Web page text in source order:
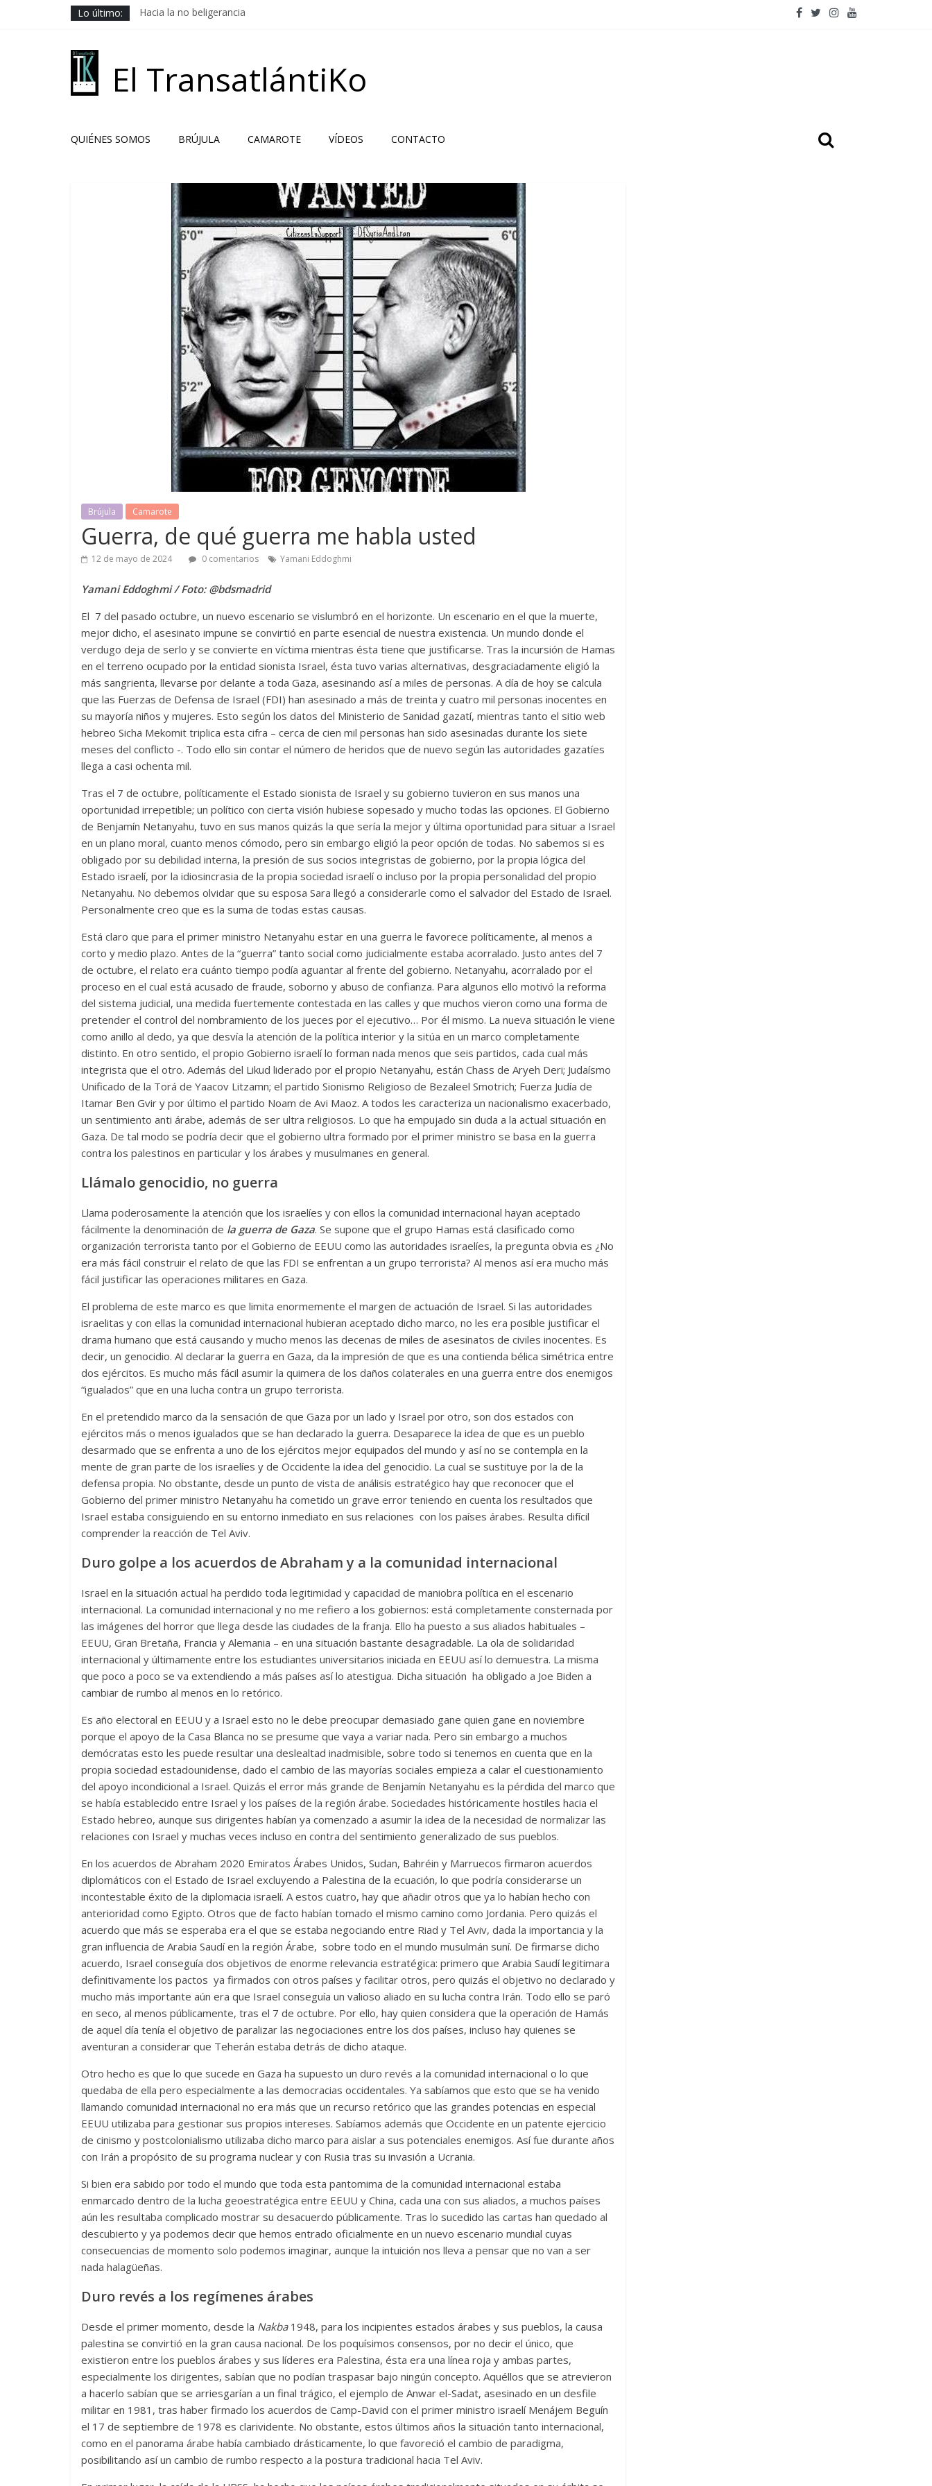
Lo último:
Hacia la no beligerancia
Solución libanesa
El TransatlántiKo
QUIÉNES SOMOS BRÚJULA CAMAROTE VÍDEOS CONTACTO
Brújula Camarote
Guerra, de qué guerra me habla usted
12 de mayo de 2024 0 comentarios Yamani Eddoghmi
Yamani Eddoghmi / Foto: @bdsmadrid
El 7 del pasado octubre, un nuevo escenario se vislumbró en el horizonte. Un escenario en el que la muerte,
mejor dicho, el asesinato impune se convirtió en parte esencial de nuestra existencia. Un mundo donde el
verdugo deja de serlo y se convierte en víctima mientras ésta tiene que justificarse. Tras la incursión de Hamas
en el terreno ocupado por la entidad sionista Israel, ésta tuvo varias alternativas, desgraciadamente eligió la
más sangrienta, llevarse por delante a toda Gaza, asesinando así a miles de personas. A día de hoy se calcula
que las Fuerzas de Defensa de Israel (FDI) han asesinado a más de treinta y cuatro mil personas inocentes en
su mayoría niños y mujeres. Esto según los datos del Ministerio de Sanidad gazatí, mientras tanto el sitio web
hebreo Sicha Mekomit triplica esta cifra – cerca de cien mil personas han sido asesinadas durante los siete
meses del conflicto -. Todo ello sin contar el número de heridos que de nuevo según las autoridades gazatíes
llega a casi ochenta mil.
Tras el 7 de octubre, políticamente el Estado sionista de Israel y su gobierno tuvieron en sus manos una
oportunidad irrepetible; un político con cierta visión hubiese sopesado y mucho todas las opciones. El Gobierno
de Benjamín Netanyahu, tuvo en sus manos quizás la que sería la mejor y última oportunidad para situar a Israel
en un plano moral, cuanto menos cómodo, pero sin embargo eligió la peor opción de todas. No sabemos si es
obligado por su debilidad interna, la presión de sus socios integristas de gobierno, por la propia lógica del
Estado israelí, por la idiosincrasia de la propia sociedad israelí o incluso por la propia personalidad del propio
Netanyahu. No debemos olvidar que su esposa Sara llegó a considerarle como el salvador del Estado de Israel.
Personalmente creo que es la suma de todas estas causas.
Está claro que para el primer ministro Netanyahu estar en una guerra le favorece políticamente, al menos a
corto y medio plazo. Antes de la “guerra” tanto social como judicialmente estaba acorralado. Justo antes del 7
de octubre, el relato era cuánto tiempo podía aguantar al frente del gobierno. Netanyahu, acorralado por el
proceso en el cual está acusado de fraude, soborno y abuso de confianza. Para algunos ello motivó la reforma
del sistema judicial, una medida fuertemente contestada en las calles y que muchos vieron como una forma de
pretender el control del nombramiento de los jueces por el ejecutivo… Por él mismo. La nueva situación le viene
como anillo al dedo, ya que desvía la atención de la política interior y la sitúa en un marco completamente
distinto. En otro sentido, el propio Gobierno israelí lo forman nada menos que seis partidos, cada cual más
integrista que el otro. Además del Likud liderado por el propio Netanyahu, están Chass de Aryeh Deri; Judaísmo
Unificado de la Torá de Yaacov Litzamn; el partido Sionismo Religioso de Bezaleel Smotrich; Fuerza Judía de
Itamar Ben Gvir y por último el partido Noam de Avi Maoz. A todos les caracteriza un nacionalismo exacerbado,
un sentimiento anti árabe, además de ser ultra religiosos. Lo que ha empujado sin duda a la actual situación en
Gaza. De tal modo se podría decir que el gobierno ultra formado por el primer ministro se basa en la guerra
contra los palestinos en particular y los árabes y musulmanes en general.
Llámalo genocidio, no guerra
Llama poderosamente la atención que los israelíes y con ellos la comunidad internacional hayan aceptado
fácilmente la denominación de la guerra de Gaza. Se supone que el grupo Hamas está clasificado como
organización terrorista tanto por el Gobierno de EEUU como las autoridades israelíes, la pregunta obvia es ¿No
era más fácil construir el relato de que las FDI se enfrentan a un grupo terrorista? Al menos así era mucho más
fácil justificar las operaciones militares en Gaza.
El problema de este marco es que limita enormemente el margen de actuación de Israel. Si las autoridades
israelitas y con ellas la comunidad internacional hubieran aceptado dicho marco, no les era posible justificar el
drama humano que está causando y mucho menos las decenas de miles de asesinatos de civiles inocentes. Es
decir, un genocidio. Al declarar la guerra en Gaza, da la impresión de que es una contienda bélica simétrica entre
dos ejércitos. Es mucho más fácil asumir la quimera de los daños colaterales en una guerra entre dos enemigos
“igualados” que en una lucha contra un grupo terrorista.
En el pretendido marco da la sensación de que Gaza por un lado y Israel por otro, son dos estados con
ejércitos más o menos igualados que se han declarado la guerra. Desaparece la idea de que es un pueblo
desarmado que se enfrenta a uno de los ejércitos mejor equipados del mundo y así no se contempla en la
mente de gran parte de los israelíes y de Occidente la idea del genocidio. La cual se sustituye por la de la
defensa propia. No obstante, desde un punto de vista de análisis estratégico hay que reconocer que el
Gobierno del primer ministro Netanyahu ha cometido un grave error teniendo en cuenta los resultados que
Israel estaba consiguiendo en su entorno inmediato en sus relaciones con los países árabes. Resulta difícil
comprender la reacción de Tel Aviv.
Duro golpe a los acuerdos de Abraham y a la comunidad internacional
Israel en la situación actual ha perdido toda legitimidad y capacidad de maniobra política en el escenario
internacional. La comunidad internacional y no me refiero a los gobiernos: está completamente consternada por
las imágenes del horror que llega desde las ciudades de la franja. Ello ha puesto a sus aliados habituales –
EEUU, Gran Bretaña, Francia y Alemania – en una situación bastante desagradable. La ola de solidaridad
internacional y últimamente entre los estudiantes universitarios iniciada en EEUU así lo demuestra. La misma
que poco a poco se va extendiendo a más países así lo atestigua. Dicha situación ha obligado a Joe Biden a
cambiar de rumbo al menos en lo retórico.
Es año electoral en EEUU y a Israel esto no le debe preocupar demasiado gane quien gane en noviembre
porque el apoyo de la Casa Blanca no se presume que vaya a variar nada. Pero sin embargo a muchos
demócratas esto les puede resultar una deslealtad inadmisible, sobre todo si tenemos en cuenta que en la
propia sociedad estadounidense, dado el cambio de las mayorías sociales empieza a calar el cuestionamiento
del apoyo incondicional a Israel. Quizás el error más grande de Benjamín Netanyahu es la pérdida del marco que
se había establecido entre Israel y los países de la región árabe. Sociedades históricamente hostiles hacia el
Estado hebreo, aunque sus dirigentes habían ya comenzado a asumir la idea de la necesidad de normalizar las
relaciones con Israel y muchas veces incluso en contra del sentimiento generalizado de sus pueblos.
En los acuerdos de Abraham 2020 Emiratos Árabes Unidos, Sudan, Bahréin y Marruecos firmaron acuerdos
diplomáticos con el Estado de Israel excluyendo a Palestina de la ecuación, lo que podría considerarse un
incontestable éxito de la diplomacia israelí. A estos cuatro, hay que añadir otros que ya lo habían hecho con
anterioridad como Egipto. Otros que de facto habían tomado el mismo camino como Jordania. Pero quizás el
acuerdo que más se esperaba era el que se estaba negociando entre Riad y Tel Aviv, dada la importancia y la
gran influencia de Arabia Saudí en la región Árabe, sobre todo en el mundo musulmán suní. De firmarse dicho
acuerdo, Israel conseguía dos objetivos de enorme relevancia estratégica: primero que Arabia Saudí legitimara
definitivamente los pactos ya firmados con otros países y facilitar otros, pero quizás el objetivo no declarado y
mucho más importante aún era que Israel conseguía un valioso aliado en su lucha contra Irán. Todo ello se paró
en seco, al menos públicamente, tras el 7 de octubre. Por ello, hay quien considera que la operación de Hamás
de aquel día tenía el objetivo de paralizar las negociaciones entre los dos países, incluso hay quienes se
aventuran a considerar que Teherán estaba detrás de dicho ataque.
Otro hecho es que lo que sucede en Gaza ha supuesto un duro revés a la comunidad internacional o lo que
quedaba de ella pero especialmente a las democracias occidentales. Ya sabíamos que esto que se ha venido
llamando comunidad internacional no era más que un recurso retórico que las grandes potencias en especial
EEUU utilizaba para gestionar sus propios intereses. Sabíamos además que Occidente en un patente ejercicio
de cinismo y postcolonialismo utilizaba dicho marco para aislar a sus potenciales enemigos. Así fue durante años
con Irán a propósito de su programa nuclear y con Rusia tras su invasión a Ucrania.
Si bien era sabido por todo el mundo que toda esta pantomima de la comunidad internacional estaba
enmarcado dentro de la lucha geoestratégica entre EEUU y China, cada una con sus aliados, a muchos países
aún les resultaba complicado mostrar su desacuerdo públicamente. Tras lo sucedido las cartas han quedado al
descubierto y ya podemos decir que hemos entrado oficialmente en un nuevo escenario mundial cuyas
consecuencias de momento solo podemos imaginar, aunque la intuición nos lleva a pensar que no van a ser
nada halagüeñas.
Duro revés a los regímenes árabes
Desde el primer momento, desde la Nakba1948, para los incipientes estados árabes y sus pueblos, la causa
palestina se convirtió en la gran causa nacional. De los poquísimos consensos, por no decir el único, que
existieron entre los pueblos árabes y sus líderes era Palestina, ésta era una línea roja y ambas partes,
especialmente los dirigentes, sabían que no podían traspasar bajo ningún concepto. Aquéllos que se atrevieron
a hacerlo sabían que se arriesgarían a un final trágico, el ejemplo de Anwar el-Sadat, asesinado en un desfile
militar en 1981, tras haber firmado los acuerdos de Camp-David con el primer ministro israelí Menájem Beguín
el 17 de septiembre de 1978 es clarividente. No obstante, estos últimos años la situación tanto internacional,
como en el panorama árabe había cambiado drásticamente, lo que favoreció el cambio de paradigma,
posibilitando así un cambio de rumbo respecto a la postura tradicional hacia Tel Aviv.